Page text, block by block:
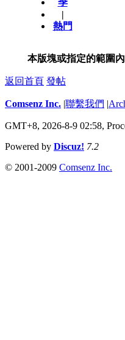
|
熱門
本版塊或指定的範圍內
返回首頁 發帖
Comsenz Inc. |聯繫我們 |
GMT+8, 2026-8-9 02:58,
Powered by Discuz! 7.2
© 2001-2009 Comsenz Inc.